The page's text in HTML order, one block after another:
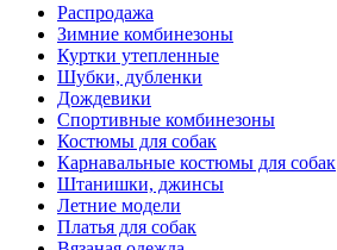
Распродажа
Зимние комбинезоны
Куртки утепленные
Шубки, дубленки
Дождевики
Спортивные комбинезоны
Костюмы для собак
Карнавальные костюмы для собак
Штанишки, джинсы
Летние модели
Платья для собак